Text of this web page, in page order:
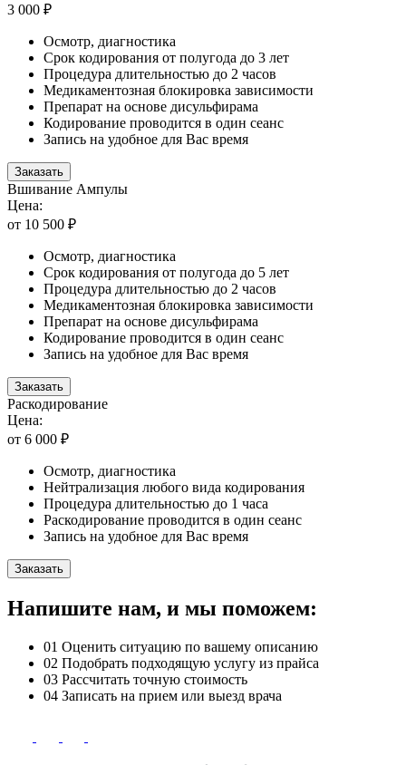
3 000 ₽
Осмотр, диагностика
Срок кодирования от полугода до 3 лет
Процедура длительностью до 2 часов
Медикаментозная блокировка зависимости
Препарат на основе дисульфирама
Кодирование проводится в один сеанс
Запись на удобное для Вас время
Заказать
Вшивание Ампулы
Цена:
от 10 500 ₽
Осмотр, диагностика
Срок кодирования от полугода до 5 лет
Процедура длительностью до 2 часов
Медикаментозная блокировка зависимости
Препарат на основе дисульфирама
Кодирование проводится в один сеанс
Запись на удобное для Вас время
Заказать
Раскодирование
Цена:
от 6 000 ₽
Осмотр, диагностика
Нейтрализация любого вида кодирования
Процедура длительностью до 1 часа
Раскодирование проводится в один сеанс
Запись на удобное для Вас время
Заказать
Напишите нам, и мы поможем:
01 Оценить ситуацию по вашему описанию
02 Подобрать подходящую услугу из прайса
03 Рассчитать точную стоимость
04 Записать на прием или выезд врача